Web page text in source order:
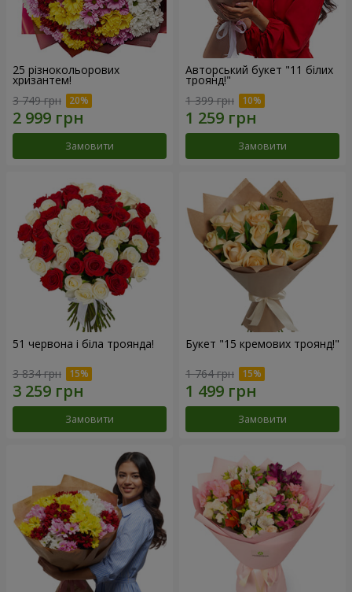
25 різнокольорових
хризантем!
3 749 грн
Замовити
Авторський букет "11 білих
троянд!"
1 399 грн
Замовити
51 червона і біла троянда!
3 834 грн
Замовити
Букет "15 кремових троянд!"
1 764 грн
Замовити